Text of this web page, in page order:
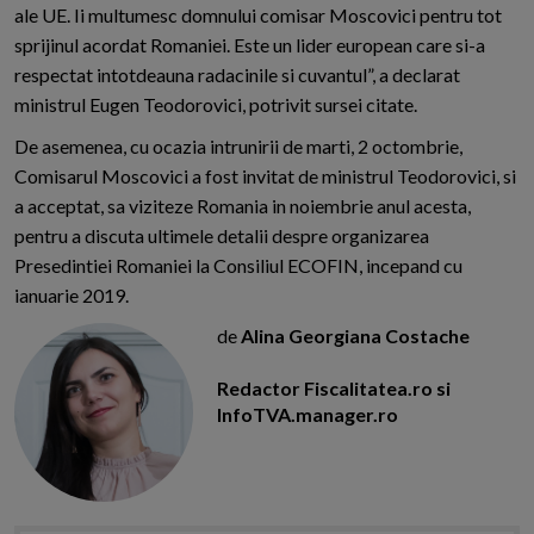
ale UE. Ii multumesc domnului comisar Moscovici pentru tot
sprijinul acordat Romaniei. Este un lider european care si-a
respectat intotdeauna radacinile si cuvantul”, a declarat
ministrul Eugen Teodorovici, potrivit sursei citate.
De asemenea, cu ocazia intrunirii de marti, 2 octombrie,
Comisarul Moscovici a fost invitat de ministrul Teodorovici, si
a acceptat, sa viziteze Romania in noiembrie anul acesta,
pentru a discuta ultimele detalii despre organizarea
Presedintiei Romaniei la Consiliul ECOFIN, incepand cu
ianuarie 2019.
deAlina Georgiana Costache
Redactor Fiscalitatea.ro si
InfoTVA.manager.ro